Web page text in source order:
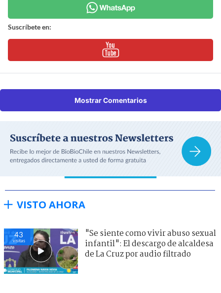
Suscríbete en:
Mostrar Comentarios
VISTO AHORA
43
visitas
"Se siente como vivir abuso sexual
infantil": El descargo de alcaldesa
de La Cruz por audio filtrado